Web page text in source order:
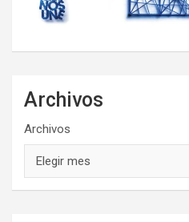
Archivos
Archivos